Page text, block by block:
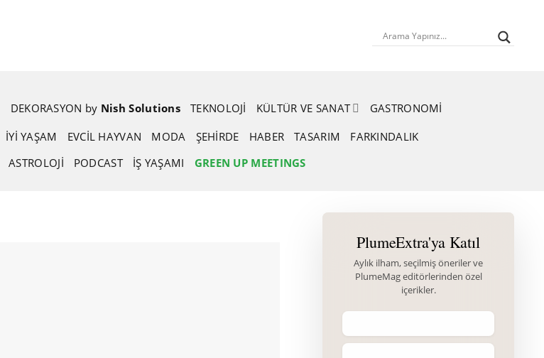
DEKORASYON by Nish Solutions TEKNOLOJI KÜLTÜR VE SANAT
GASTRONOMI
İYİ YAŞAM EVCIL HAYVAN MODA ŞEHIRDE HABER TASARIM
FARKINDALIK
ASTROLOJI PODCAST İŞ YAŞAMI GREEN UP MEETINGS
PlumeExtra'ya Katıl
Aylık ilham, seçilmiş öneriler ve
PlumeMag editörlerinden özel
içerikler.